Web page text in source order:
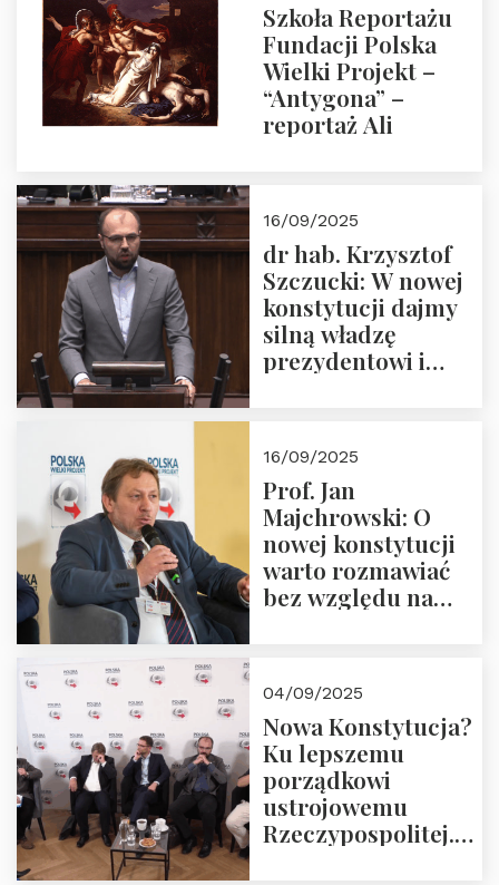
Szkoła Reportażu
Fundacji Polska
Wielki Projekt –
“Antygona” –
reportaż Ali
16/09/2025
dr hab. Krzysztof
Szczucki: W nowej
konstytucji dajmy
silną władzę
prezydentowi i
16/09/2025
Prof. Jan
Majchrowski: O
nowej konstytucji
warto rozmawiać
bez względu na
04/09/2025
Nowa Konstytucja?
Ku lepszemu
porządkowi
ustrojowemu
Rzeczypospolitej.